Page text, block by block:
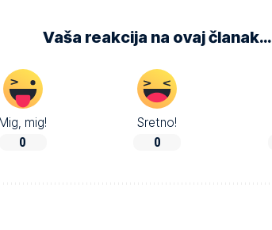
Vaša reakcija na ovaj članak…
Mig, mig!
0
Sretno!
0